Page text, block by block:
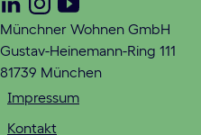
Linkedin
Instagram
Youtube
Münchner Wohnen GmbH
Gustav-Heinemann-Ring 111
81739 München
Impressum
Kontakt